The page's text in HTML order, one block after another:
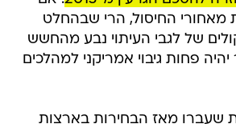
מאחורי החיסול, הרי שבהחלט
של לגבי העיתוי נבע מהחשש
בינואר יהיה פחות גיבוי אמריקני למהלכים
שעברו מאז הבחירות בארצות